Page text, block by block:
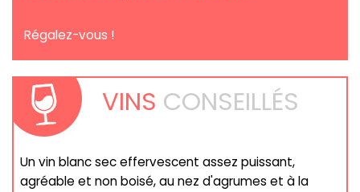
Régalez-vous !
VINS CONSEILLÉS
Un vin blanc sec effervescent assez puissant,
agréable et non boisé, au nez d'agrumes et à la